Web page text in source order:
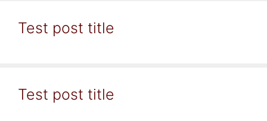
Test post title
Test post title